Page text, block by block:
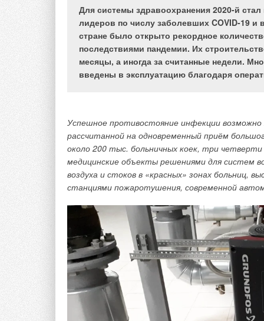
Для системы здравоохранения 2020-й
лидеров по числу заболевших COVID-19
стране было открыто рекордное
последствиями пандемии. Их
месяцы, а иногда за считанные недели.
введены в эксплуатацию благодаря
Успешное противостояние инфекции
рассчитанной на одновременный приём
около 200 тыс. больничных коек, три
медицинские объекты решениями для систем
воздуха и стоков в «красных» зонах больниц,
станциями пожаротушения, современной
На сегодняшний день во всём мире
Наблюдается бурный рост этого направления и
человеческой деятельности, кроме
огромный потенциал для её применения.
Ниже мы как раз рассматриваем одно из